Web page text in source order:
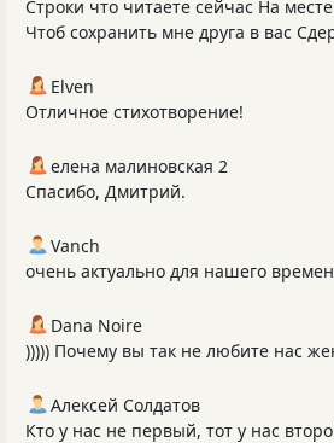
Строки что читаете сейчас На
Чтоб сохранить мне друга в вас
Elven
Отличное стихотворение!
елена малиновская 2
Спасибо, Дмитрий.
Vanch
очень актуально для нашего
Dana Noire
))))) Почему вы так не любите нас
Алексей Солдатов
Кто у нас не первый, тот у нас